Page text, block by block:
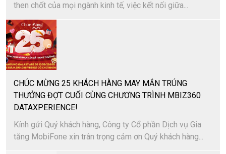
then chốt của mọi ngành kinh tế, việc kết nối giữa...
CHÚC MỪNG 25 KHÁCH HÀNG MAY MẮN TRÚNG
THƯỞNG ĐỢT CUỐI CÙNG CHƯƠNG TRÌNH MBIZ360
DATAXPERIENCE!
Kính gửi Quý khách hàng, Công ty Cổ phần Dịch vụ Gia
tăng MobiFone xin trân trọng cảm ơn Quý khách hàng...